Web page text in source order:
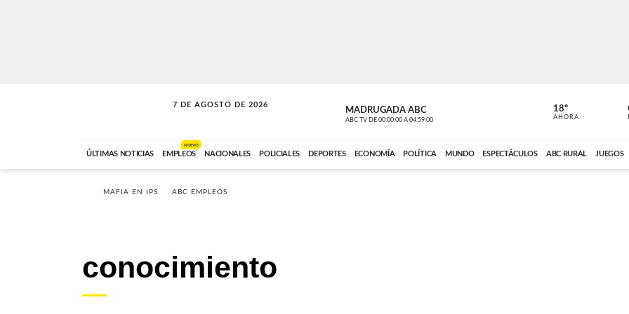
7 DE AGOSTO DE 2026
SOLO MÚSICA MADRUGADA ABC
ABC TV DE 00:00:00 A 04:59:00 ABC CARDINAL
18º
AHORA
ÚLTIMAS NOTICIAS EMPLEOS
NUEVO
NACIONALES POLICIALES DEPORTES ECONOMÍA POLÍTICA MUNDO ESPECTÁCULOS ABC RURAL JUEGOS
MAFIA EN IPS ABC EMPLEOS
conocimiento